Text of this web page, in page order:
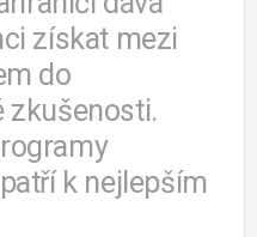
získat mezi
do
zkušenosti.
k nejlepším